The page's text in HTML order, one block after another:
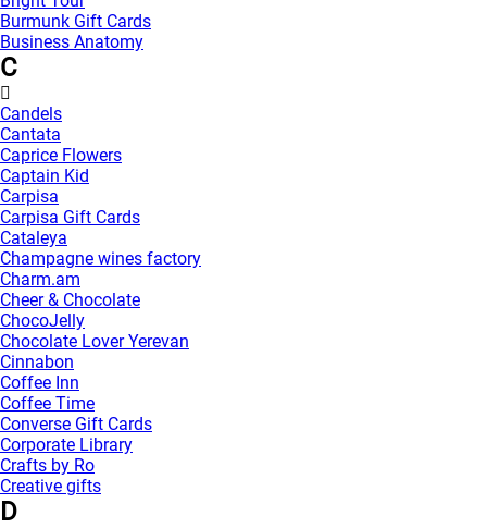
Burmunk Gift Cards
Business Anatomy
C
Candels
Cantata
Caprice Flowers
Captain Kid
Carpisa
Carpisa Gift Cards
Cataleya
Champagne wines factory
Charm.am
Cheer & Chocolate
ChocoJelly
Chocolate Lover Yerevan
Cinnabon
Coffee Inn
Coffee Time
Converse Gift Cards
Corporate Library
Crafts by Ro
Creative gifts
D